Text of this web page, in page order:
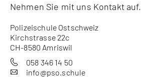
Nehmen Sie mit uns Kontakt auf.
Polizeischule Ostschweiz
Kirchstrasse 22c
CH-8580 Amriswil
 058 346 14 50
 info@pso.schule